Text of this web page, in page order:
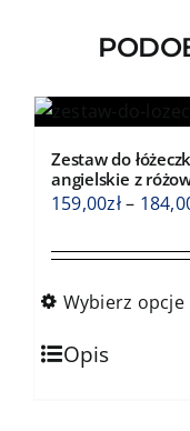
Zestaw do
angielskie z
159,00zł–
Wybierz opcje
Ten
produkt
Opis